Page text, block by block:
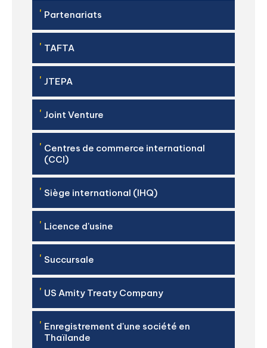
' Partenariats
' TAFTA
' JTEPA
' Joint Venture
' Centres de commerce international
(CCI)
' Siège international (IHQ)
' Licence d'usine
' Succursale
' US Amity Treaty Company
' Enregistrement d'une société en
Thaïlande